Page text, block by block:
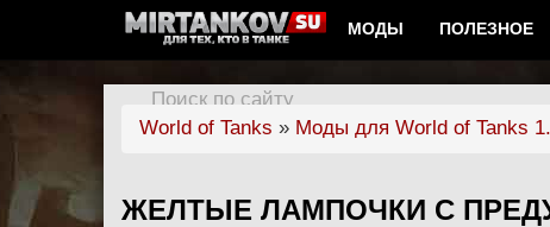
МОДЫ ПОЛЕЗНОЕ
Поиск по сайту
World of Tanks » Моды для World of Tanks
ЖЕЛТЫЕ ЛАМПОЧКИ С